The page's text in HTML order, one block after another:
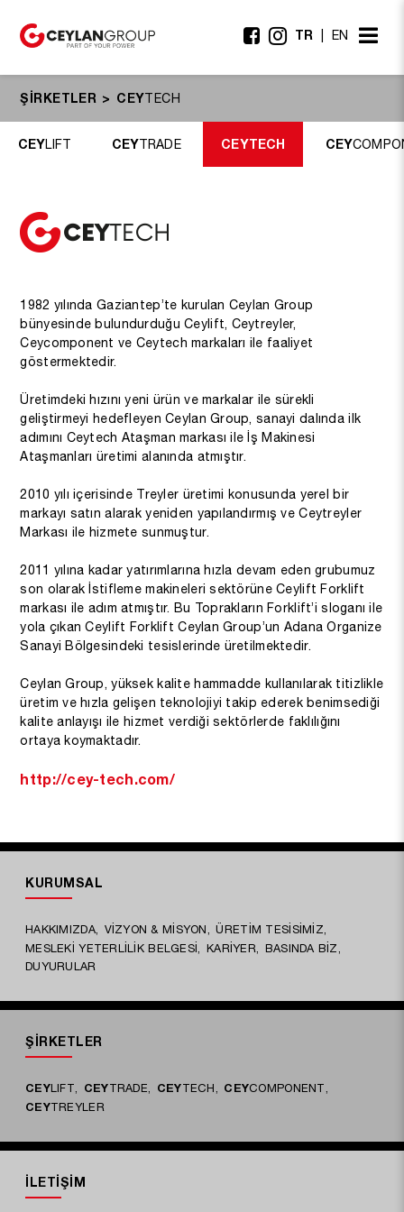
TR EN
ŞİRKETLER CEYTECH
CEYLIFT CEYTRADE CEYTECH CEY
1982 yılında Gaziantep’te kurulan Ceylan Group
bünyesinde bulundurduğu Ceylift, Ceytreyler,
Ceycomponent ve Ceytech markaları ile faaliyet
göstermektedir.
Üretimdeki hızını yeni ürün ve markalar ile sürekli
geliştirmeyi hedefleyen Ceylan Group, sanayi dalında ilk
adımını Ceytech Ataşman markası ile İş Makinesi
Ataşmanları üretimi alanında atmıştır.
2010 yılı içerisinde Treyler üretimi konusunda yerel bir
markayı satın alarak yeniden yapılandırmış ve Ceytreyler
Markası ile hizmete sunmuştur.
2011 yılına kadar yatırımlarına hızla devam eden grubumuz
son olarak İstifleme makineleri sektörüne Ceylift Forklift
markası ile adım atmıştır. Bu Toprakların Forklift’i sloganı ile
yola çıkan Ceylift Forklift Ceylan Group’un Adana Organize
Sanayi Bölgesindeki tesislerinde üretilmektedir.
Ceylan Group, yüksek kalite hammadde kullanılarak titizlikle
üretim ve hızla gelişen teknolojiyi takip ederek benimsediği
kalite anlayışı ile hizmet verdiği sektörlerde faklılığını
ortaya koymaktadır.
http://cey-tech.com/
KURUMSAL
HAKKIMIZDA VİZYON & MİSYON
ÜRETİM TESİSİMİZ
MESLEKİ YETERLİLİK BELGESİ
KARİYER
BASINDA BİZ
DUYURULAR
ŞİRKETLER
CEYLIFT CEYTRADE CEYTECH CEYCOMPONENT
CEYTREYLER
İLETİŞİM